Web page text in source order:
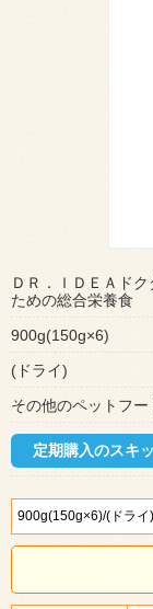
ＤＲ．ＩＤＥＡド
ための総合栄養食
900g(150g×6)
(ドライ)
その他のペットフー
定期購入のスキ